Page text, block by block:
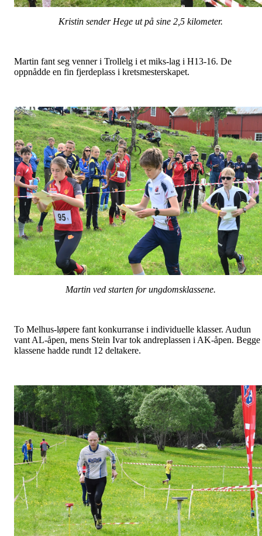
Kristin sender Hege ut på sine 2,5 kilometer.
Martin fant seg venner i Trollelg i et miks-lag i H13-16. De
oppnådde en fin fjerdeplass i kretsmesterskapet.
Martin ved starten for ungdomsklassene.
To Melhus-løpere fant konkurranse i individuelle klasser. Audun
vant AL-åpen, mens Stein Ivar tok andreplassen i AK-åpen. Begge
klassene hadde rundt 12 deltakere.